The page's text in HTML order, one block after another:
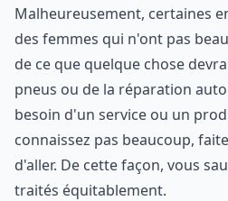
Malheureusement, certaines
des femmes qui n'ont pas
de ce que quelque chose
pneus ou de la réparation
besoin d'un service ou un
connaissez pas beaucoup,
d'aller. De cette façon, vous
traités équitablement.